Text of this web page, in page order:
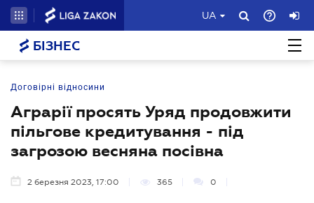
UA
БІЗНЕС
Договірні відносини
Аграрії просять Уряд продовжити
пільгове кредитування - під
загрозою весняна посівна
2 березня 2023, 17:00 365 0